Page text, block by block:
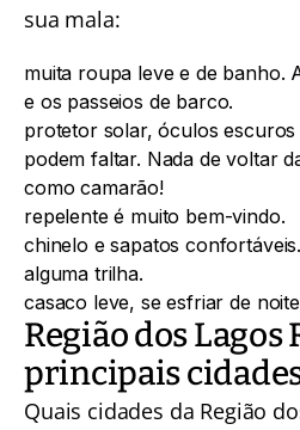
sua mala:
muita roupa leve e de banho.
e os passeios de barco.
protetor solar,óculos escuros
podem faltar. Nada de voltar
como camarão!
repelenteé muito bem-vindo.
chinelo e sapatos
alguma trilha.
casaco leve, se esfriar de
Região dos Lagos
principais
Quais cidades da Região